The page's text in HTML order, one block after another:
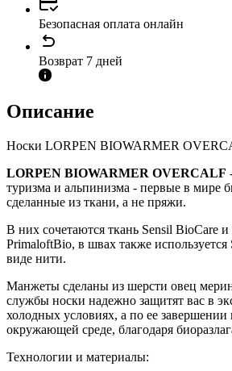
Безопасная оплата онлайн
Возврат 7 дней
Описание
Носки LORPEN BIOWARMER
LORPEN BIOWARMER OVERCALF
туризма и альпинизма - первые в мире
сделанные из ткани, а не пряжи.
В них сочетаются ткань Sensil BioCare
PrimaloftBio, в швах также используется
виде нити.
Манжеты сделаны из шерсти овец
службы носки надежно защитят вас в
холодных условиях, а по ее завершении
окружающей среде, благодаря
Технологии и материалы: